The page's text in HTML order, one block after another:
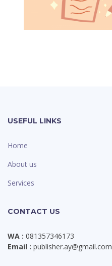
USEFUL LINKS
Home
About us
Services
CONTACT US
WA : 081357346173
Email : publisher.ay@gmail.com